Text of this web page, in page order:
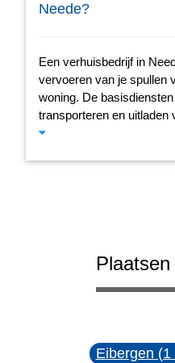
Neede?
Een verhuisbedrijf in
vervoeren van je spullen
woning. De
transporteren en uitladen
Eibergen